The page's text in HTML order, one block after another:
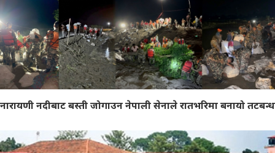
नारायणी नदीबाट बस्ती जोगाउन नेपाली सेनाले रातभरिमा बनायो तटबन्ध